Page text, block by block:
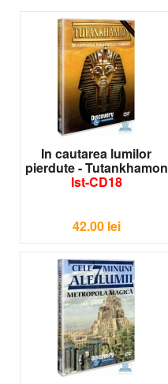
In cautarea lumilor
pierdute - Tutankhamon
Ist-CD18
42.00 lei